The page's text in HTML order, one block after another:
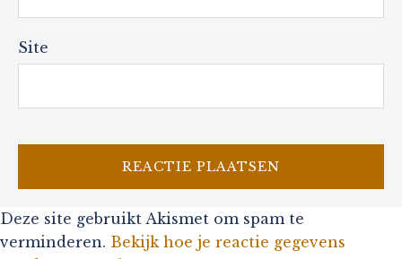
Site
Deze site gebruikt Akismet om spam te
verminderen. Bekijk hoe je reactie gegevens